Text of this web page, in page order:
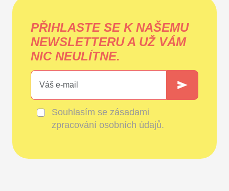
PŘIHLASTE SE K NAŠEMU
NEWSLETTERU A UŽ VÁM
NIC NEULÍTNE.
Souhlasím se zásadami
zpracování osobních údajů.